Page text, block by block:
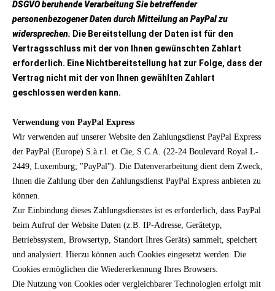
DSGVO beruhende Verarbeitung Sie betreffender
personenbezogener Daten durch Mitteilung an PayPal zu
widersprechen. Die Bereitstellung der Daten ist für den
Vertragsschluss mit der von Ihnen gewünschten Zahlart
erforderlich. Eine Nichtbereitstellung hat zur Folge, dass der
Vertrag nicht mit der von Ihnen gewählten Zahlart
geschlossen werden kann.
Verwendung von PayPal Express
Wir verwenden auf unserer Website den Zahlungsdienst PayPal Express
der PayPal (Europe) S.à.r.l. et Cie, S.C.A. (22-24 Boulevard Royal L-
2449, Luxemburg; "PayPal"). Die Datenverarbeitung dient dem Zweck,
Ihnen die Zahlung über den Zahlungsdienst PayPal Express anbieten zu
können.
Zur Einbindung dieses Zahlungsdienstes ist es erforderlich, dass PayPal
beim Aufruf der Website Daten (z.B. IP-Adresse, Gerätetyp,
Betriebssystem, Browsertyp, Standort Ihres Geräts) sammelt, speichert
und analysiert. Hierzu können auch Cookies eingesetzt werden. Die
Cookies ermöglichen die Wiedererkennung Ihres Browsers.
Die Nutzung von Cookies oder vergleichbarer Technologien erfolgt mit